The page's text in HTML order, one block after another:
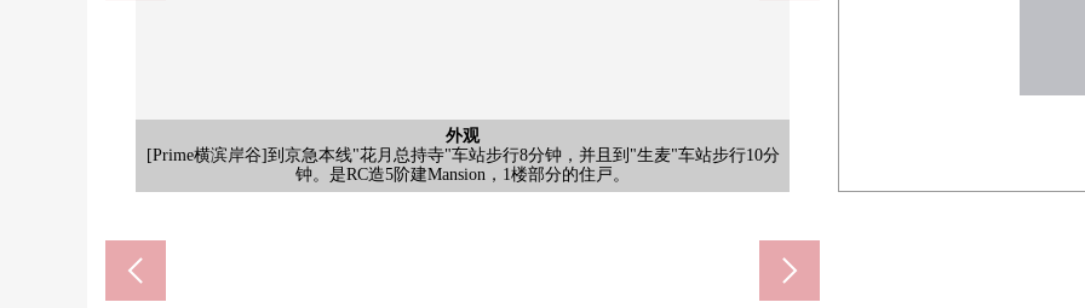
外观
[Prime横滨岸谷]到京急本线"花月总持寺"车站步行8分钟，并且到"生麦"车站步行10分
钟。是RC造5阶建Mansion，1楼部分的住戸。
客厅
客厅※家具、家电、供给品不在销售价格里面含有。
客厅
客厅※家具、家电、供给品不在销售价格里面含有。
客厅
客厅※家具、家电、供给品不在销售价格里面含有。
客厅
客厅※家具、家电、供给品不在销售价格里面含有。
客厅
客厅※家具、家电、供给品不在销售价格里面含有。
厨房
厨房※供给品不在销售价格里面含有。
厨房
厨房※家具、家电、供给品不在销售价格里面含有。
厨房
厨房※家具、家电、供给品不在销售价格里面含有。
西式房间
约4.0张塌塌米西式房间※家具、家电、供给品不在销售价格里面含有。
西式房间
约6.0张塌塌米西式房间※家具、家电、供给品不在销售价格里面含有。
西式房间
约5.0张塌塌米西式房间※家具、供给品不在销售价格里面含有。
洗脸
洗脸室※家电、供给品不在销售价格里面含有。
公共汽车
公共汽车
厕所
厕所
门口
门口
门口
门口
阳台
阳台
风景
风景
外观
[当地外观照片]因为位于1楼部分不在意到楼下的脚步声以及生活声音所以而能渡过。
外观
[当地外观照片]步行7分钟的范围以内拥有超市和便利店。是也便于突然的购物的居住环
境。
外观
[当地外观照片]117户总户数的Mansion。管理形式是日班。递交时期，请商谈。
共有部分
[入口]Mansion名记录下来的名牌。在在家里叫朋友的时候，请作为记号使用。
外观
[当地外观照片]因为在道路，人行道被设立所以好像也容易做与小的孩子的步行以及上
学。
外观
[当地外观照片]不因为没面向大的道路所以比较在意车的引擎音而可以度过。
外观
[当地外观照片]前面道路被漂亮地铺，甚至自行车以及婴儿车好像能顺利行驶。
外观
[当地外观照片]绿映照的时尚的外观。因为离车站近所以变得晚的日的归途能用俱乐部
活动以及学塾，工作顺利回家。
外观
[当地外观照片]也使周边环境相协调，介绍吧。请一定在当地确认实际的居住环境。
外观
[当地外观照片]在给予居民安慰的Mansion用地里面的种植也有眼罩的效果，阻碍来自外
面的视线。
外观
[当地外观照片]因为从属于斜面所以尽管是推，但是通过婴儿车。因为管理员正逗留所
以清扫也细心周到。
入口
[集合邮筒]号码盘式集合邮筒被设立。没必要搬动钥匙，并且如果记住号码的话，居住
者，不论什么时候可以解锭。
共有部分
[入口]因为入口有邮筒所以居民以外的人难以靠近住戸，对防止犯罪对策有效。
共有部分
[智能快递柜]智能快递柜被共用部设定。不关系到在家、不在，可以行李的领取。
共有部分
[当地外观照片]为用地里面的植树的保养细心周到用眼睛看季节的变换，感到。
外观
外观
入口
入口
你Coop岸谷店(约300m)
步行4分钟。营业时间是从10:00到20:00。用新鲜食品以及加工食品，家常菜等的丰富的
物品筹集支持每天的餐桌。
全家便利店花月总持寺站前店(约510m)
步行7分钟。24小时营业。在在只迅速想买什么想一点买东西的时候以及饮料的时候能随
便顺路去等的距离。
TSURUHA药品横滨东寺尾店(约1100m)
步行14分钟。营业时间是从9:00到21:00。药方、配药受理时间平日从10:00到19:00是星
期六～14:00。
横滨市立岸谷小学(约1200m)
步行15分钟。在HP上刊登了每月的学校dayoriga。学校教育目标是"希望、幸福、优
爱"。
横滨市立生麦中学(约1400m)
步行18分钟。
鹤见花月园公园(约130m)
步行2分钟。